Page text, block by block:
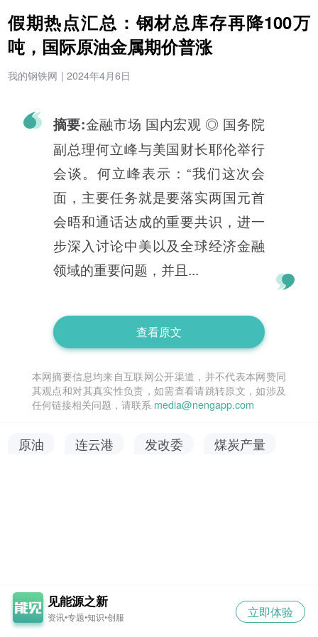
假期热点汇总：钢材总库存再降100万
吨，国际原油金属期价普涨
我的钢铁网 | 2024年4月6日
摘要:金融市场 国内宏观 ◎ 国务院
副总理何立峰与美国财长耶伦举行
会谈。何立峰表示：“我们这次会
面，主要任务就是要落实两国元首
会晤和通话达成的重要共识，进一
步深入讨论中美以及全球经济金融
领域的重要问题，并且...
查看原文
本网摘要信息均来自互联网公开渠道，并不代表本网赞同
其观点和对其真实性负责，如需查看请跳转原文，如涉及
任何链接相关问题，请联系 media@nengapp.com
原油 连云港 发改委 煤炭产量
见能源之新
资讯•专题•知识•创服 立即体验